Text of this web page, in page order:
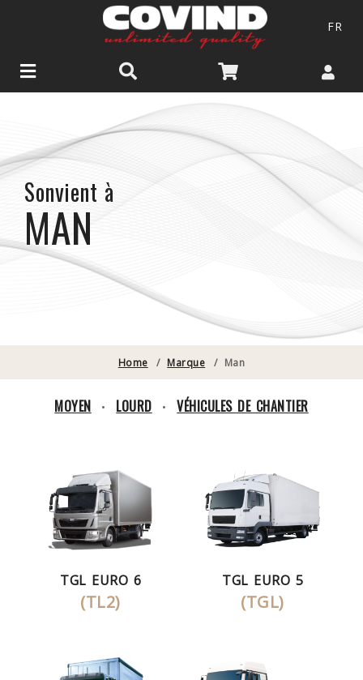
FR
Sonvient à
MAN
Home / Marque / Man
MOYEN • LOURD • VÉHICULES DE CHANTIER
TGL EURO 6
(TL2)
TGL EURO 5
(TGL)